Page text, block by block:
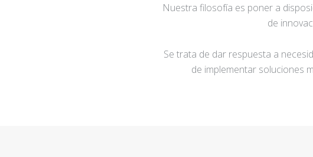
Nuestra filosofía es poner a
de
Se trata de dar respuesta a
de implementar soluciones